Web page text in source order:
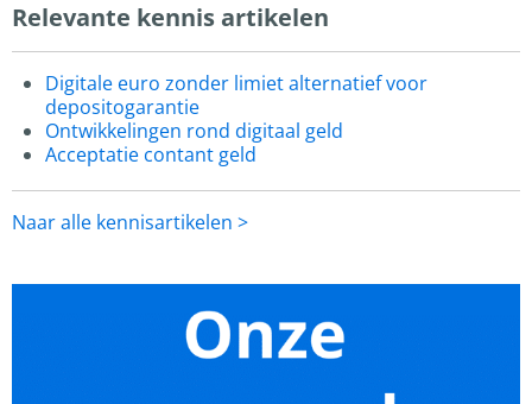
Relevante kennis artikelen
Digitale euro zonder limiet alternatief voor
depositogarantie
Ontwikkelingen rond digitaal geld
Acceptatie contant geld
Naar alle kennisartikelen >